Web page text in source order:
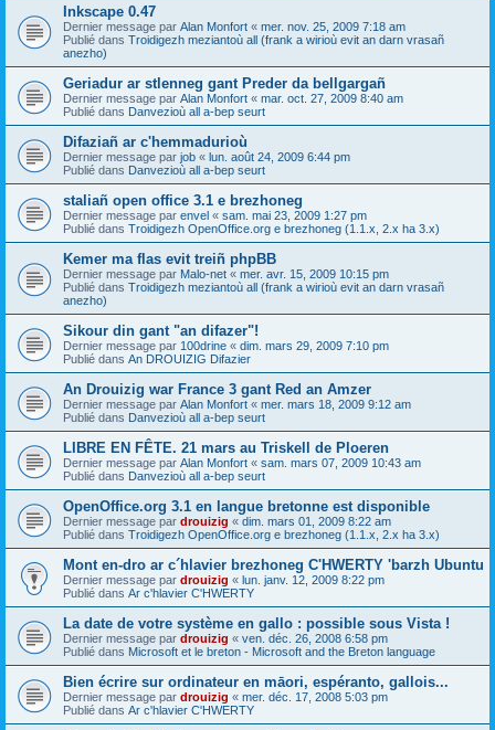
Inkscape 0.47
Dernier message par Alan Monfort « mer. nov. 25, 2009 7:18 am
Publié dans Troidigezh meziantoù all (frank a wirioù evit an darn vrasañ
anezho)
Geriadur ar stlenneg gant Preder da bellgargañ
Dernier message par Alan Monfort « mar. oct. 27, 2009 8:40 am
Publié dans Danvezioù all a-bep seurt
Difaziañ ar c'hemmadurioù
Dernier message par job « lun. août 24, 2009 6:44 pm
Publié dans Danvezioù all a-bep seurt
staliañ open office 3.1 e brezhoneg
Dernier message par envel « sam. mai 23, 2009 1:27 pm
Publié dans Troidigezh OpenOffice.org e brezhoneg (1.1.x, 2.x ha 3.x)
Kemer ma flas evit treiñ phpBB
Dernier message par Malo-net « mer. avr. 15, 2009 10:15 pm
Publié dans Troidigezh meziantoù all (frank a wirioù evit an darn vrasañ
anezho)
Sikour din gant "an difazer"!
Dernier message par 100drine « dim. mars 29, 2009 7:10 pm
Publié dans An DROUIZIG Difazier
An Drouizig war France 3 gant Red an Amzer
Dernier message par Alan Monfort « mer. mars 18, 2009 9:12 am
Publié dans Danvezioù all a-bep seurt
LIBRE EN FÊTE. 21 mars au Triskell de Ploeren
Dernier message par Alan Monfort « sam. mars 07, 2009 10:43 am
Publié dans Danvezioù all a-bep seurt
OpenOffice.org 3.1 en langue bretonne est disponible
Dernier message par drouizig « dim. mars 01, 2009 8:22 am
Publié dans Troidigezh OpenOffice.org e brezhoneg (1.1.x, 2.x ha 3.x)
Mont en-dro ar c´hlavier brezhoneg C'HWERTY 'barzh Ubuntu
Dernier message par drouizig « lun. janv. 12, 2009 8:22 pm
Publié dans Ar c'hlavier C'HWERTY
La date de votre système en gallo : possible sous Vista !
Dernier message par drouizig « ven. déc. 26, 2008 6:58 pm
Publié dans Microsoft et le breton - Microsoft and the Breton language
Bien écrire sur ordinateur en māori, espéranto, gallois...
Dernier message par drouizig « mer. déc. 17, 2008 5:03 pm
Publié dans Ar c'hlavier C'HWERTY